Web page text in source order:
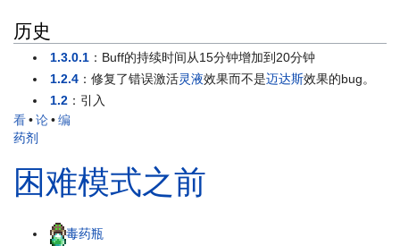
历史
1.3.0.1 ：Buff的持续时间从15分钟增加到20分钟
1.2.4 ：修复了错误激活灵液效果而不是迈达斯效果的bug。
1.2 ：引入
看•论•编
药剂
困难模式之前
毒药瓶